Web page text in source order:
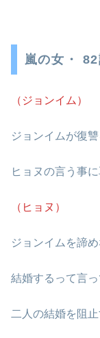
嵐の女・
（ジョンイム）
ジョンイムが復
ヒョヌの言う事
（ヒョヌ）
ジョンイムを諦
結婚するって言
二人の結婚を阻